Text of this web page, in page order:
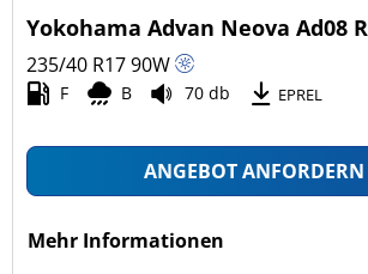
Yokohama Advan Neova Ad08 R
235/40 R1790W
F B 70 db EPREL
ANGEBOT ANFORDERN
Mehr Informationen